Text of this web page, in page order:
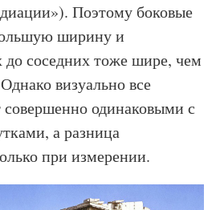
Поэтому боковые
ширину и
до соседних тоже шире, чем
визуально все
совершенно одинаковыми с
а разница
при измерении.